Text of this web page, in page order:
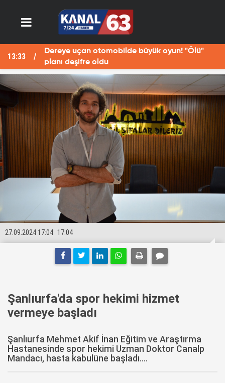
13:33
Dereye uçan otomobilde büyük oyun! "Ölü"
planı deşifre oldu
17:04
27.09.2024 17:04
Şanlıurfa'da spor hekimi hizmet
vermeye başladı
Şanlıurfa Mehmet Akif İnan Eğitim ve Araştırma
Hastanesinde spor hekimi Uzman Doktor Canalp
Mandacı, hasta kabulüne başladı....